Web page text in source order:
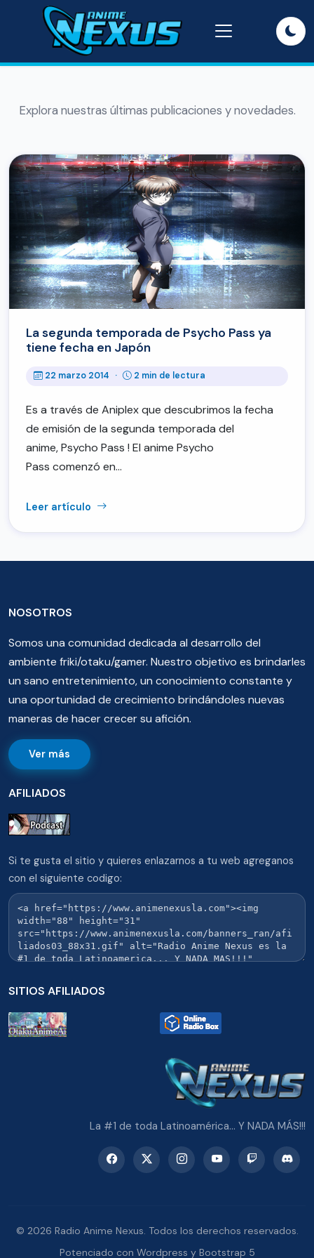
Explora nuestras últimas publicaciones y novedades.
La segunda temporada de Psycho Pass ya
tiene fecha en Japón
22 marzo 2014 · 2 min de lectura
Es a través de Aniplex que descubrimos la fecha
de emisión de la segunda temporada del
anime, Psycho Pass ! El anime Psycho
Pass comenzó en…
Leer artículo
NOSOTROS
Somos una comunidad dedicada al desarrollo del
ambiente friki/otaku/gamer. Nuestro objetivo es brindarles
un sano entretenimiento, un conocimiento constante y
una oportunidad de crecimiento brindándoles nuevas
maneras de hacer crecer su afición.
Ver más
AFILIADOS
Si te gusta el sitio y quieres enlazarnos a tu web agreganos
con el siguiente codigo:
SITIOS AFILIADOS
La #1 de toda Latinoamérica... Y NADA MÁS!!!
© 2026 Radio Anime Nexus. Todos los derechos reservados.
Potenciado con Wordpress y Bootstrap 5